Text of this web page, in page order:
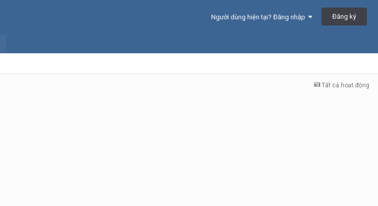
Người dùng hiện tại? Đăng nhập Đăng ký
Tất cả hoạt động